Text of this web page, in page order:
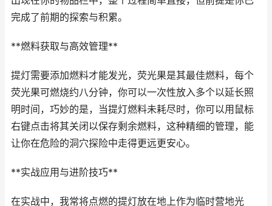
完成了前期的探索与积累。
**燃料获取与高效管理**
提灯需要添加燃料才能发光，荧光果是其最佳燃料，每个
荧光果可燃烧约八分钟，你可以一次性放入多个以延长照
明时间，巧妙的是，当提灯燃料未耗尽时，你可以用鼠标
右键点击将其关闭以保存剩余燃料，这种精细的管理，能
让你在危险的洞穴探险中走得更远更安心。
**实战应用与进阶技巧**
在实战中，我常将点燃的提灯放在地上作为临时营地光